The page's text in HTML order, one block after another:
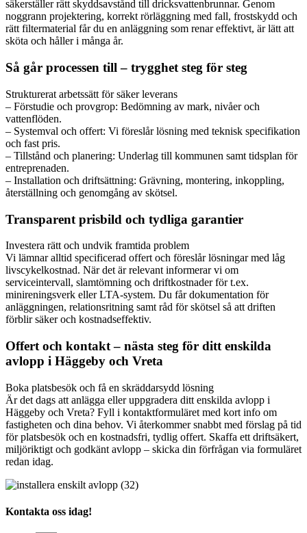
säkerställer rätt skyddsavstånd till dricksvattenbrunnar. Genom
noggrann projektering, korrekt rörläggning med fall, frostskydd och
rätt filtermaterial får du en anläggning som renar effektivt, är lätt att
sköta och håller i många år.
Så går processen till – trygghet steg för steg
Strukturerat arbetssätt för säker leverans
– Förstudie och provgrop: Bedömning av mark, nivåer och
vattenflöden.
– Systemval och offert: Vi föreslår lösning med teknisk specifikation
och fast pris.
– Tillstånd och planering: Underlag till kommunen samt tidsplan för
entreprenaden.
– Installation och driftsättning: Grävning, montering, inkoppling,
återställning och genomgång av skötsel.
Transparent prisbild och tydliga garantier
Investera rätt och undvik framtida problem
Vi lämnar alltid specificerad offert och föreslår lösningar med låg
livscykelkostnad. När det är relevant informerar vi om
serviceintervall, slamtömning och driftkostnader för t.ex.
minireningsverk eller LTA-system. Du får dokumentation för
anläggningen, relationsritning samt råd för skötsel så att driften
förblir säker och kostnadseffektiv.
Offert och kontakt – nästa steg för ditt enskilda
avlopp i Häggeby och Vreta
Boka platsbesök och få en skräddarsydd lösning
Är det dags att anlägga eller uppgradera ditt enskilda avlopp i
Häggeby och Vreta? Fyll i kontaktformuläret med kort info om
fastigheten och dina behov. Vi återkommer snabbt med förslag på tid
för platsbesök och en kostnadsfri, tydlig offert. Skaffa ett driftsäkert,
miljöriktigt och godkänt avlopp – skicka din förfrågan via formuläret
redan idag.
Kontakta oss idag!